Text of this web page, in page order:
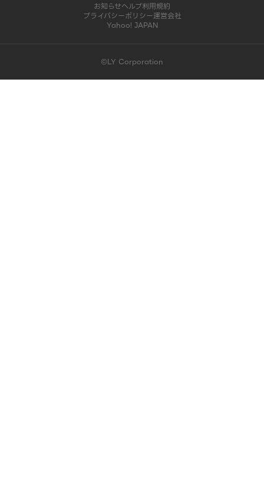
お知らせヘルプ利用規約
プライバシーポリシー運営会社
Yahoo! JAPAN
©LY Corporation
このコンテンツは掲載が終了しました | LINE占い